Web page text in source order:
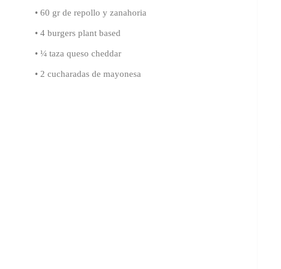
• 60 gr de repollo y zanahoria
• 4 burgers plant based
• ¼ taza queso cheddar
• 2 cucharadas de mayonesa